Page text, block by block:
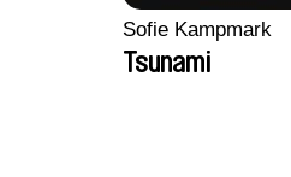
Sofie Kampmark
Tsunami